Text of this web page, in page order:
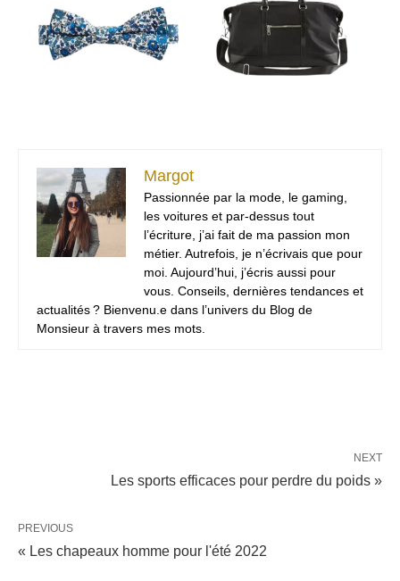
Margot
Passionnée par la mode, le gaming,
les voitures et par-dessus tout
l’écriture, j’ai fait de ma passion mon
métier. Autrefois, je n’écrivais que pour
moi. Aujourd’hui, j’écris aussi pour
vous. Conseils, dernières tendances et
actualités ? Bienvenu.e dans l’univers du Blog de
Monsieur à travers mes mots.
NEXT
Les sports efficaces pour perdre du poids »
PREVIOUS
« Les chapeaux homme pour l'été 2022